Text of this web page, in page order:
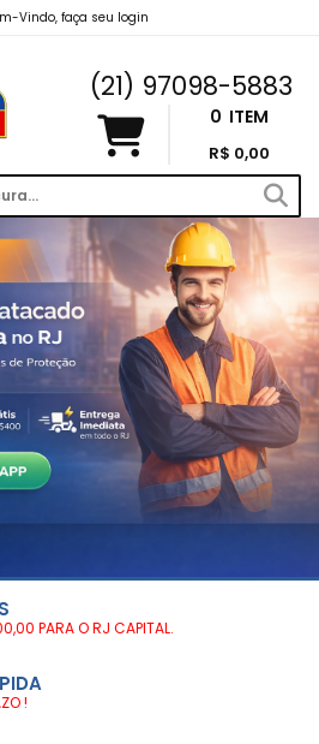
Vindo, faça seu login
(21) 97098-5883
0 ITEM
R$ 0,00
PARA O RJ CAPITAL.
!